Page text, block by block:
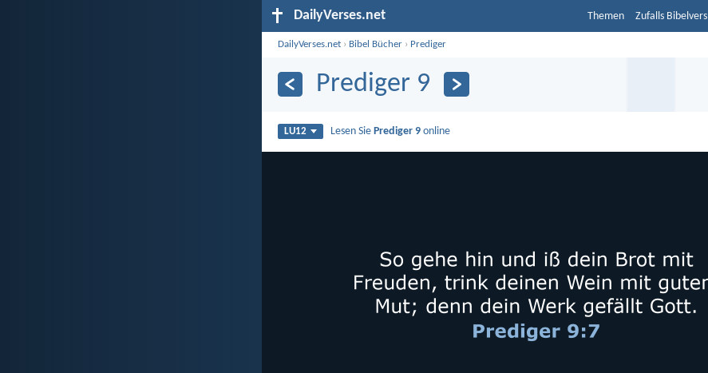
DailyVerses.net Themen Zufalls Bibelvers
DailyVerses.net › Bibel Bücher › Prediger
Prediger 9
LU12 Lesen Sie Prediger 9 online